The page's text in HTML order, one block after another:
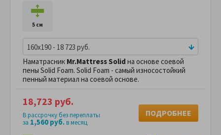
5 см
160x190 - 18 723 руб.
Наматрасник Mr.Mattress Solid на основе соевой
пены Solid Foam. Solid Foam - самый износостойкий
пенный материал на соевой основе.
18,723 руб.
В рассрочку без переплаты
за 1,560 руб.в месяц
ПОДРОБНЕЕ